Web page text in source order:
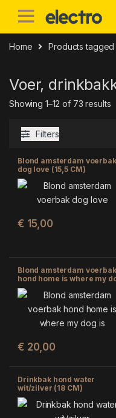
Home Products
Voer,
Showing 1–12 of 73 results
Filters
Blond amsterdam voerbak
dog love (15,5 CM)
€ 15,00
Blond amsterdam voerbak
hond home is where my
is (20X20X6 CM)
€ 20,00
Drinkbak hond water
wit/zilver (18 CM)